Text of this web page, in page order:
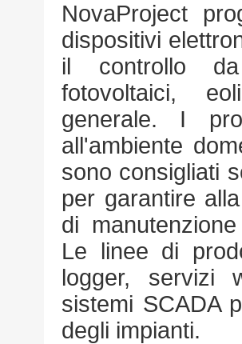
NovaProject
dispositivi
il controllo
fotovoltaici,
generale. I
all'ambiente
sono consigliati
per garantire
di
Le linee di
logger, servizi
sistemi SCADA
degli impianti.